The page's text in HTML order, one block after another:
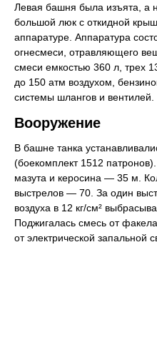
Левая башня была изъята, а
большой люк с откидной
аппаратуре. Аппаратура
огнесмеси, отравляющего
смеси емкостью 360 л, трех
до 150 атм воздухом,
системы шлангов и вентилей.
Вооружение
В башне танка
(боекомплект 1512
мазута и керосина — 35 м.
выстрелов — 70. За один
воздуха в 12 кг/см²
Поджигалась смесь от
от электрической запальной